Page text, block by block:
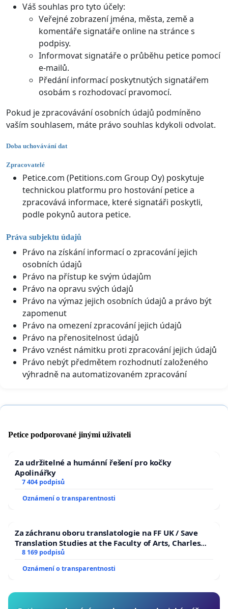
Váš souhlas pro tyto účely:
Veřejné zobrazení jména, města, země a
komentáře signatáře online na stránce s
podpisy.
Informovat signatáře o průběhu petice pomocí
e-mailů.
Předání informací poskytnutých signatářem
osobám s rozhodovací pravomocí.
Pokud je zpracovávání osobních údajů podmíněno
vaším souhlasem, máte právo souhlas kdykoli odvolat.
Doba uchovávání dat
Zpracovatelé
Petice.com (Petitions.com Group Oy) poskytuje
technickou platformu pro hostování petice a
zpracovává informace, které signatáři poskytli,
podle pokynů autora petice.
Práva subjektu údajů
Právo na získání informací o zpracování jejich
osobních údajů
Právo na přístup ke svým údajům
Právo na opravu svých údajů
Právo na výmaz jejich osobních údajů a právo být
zapomenut
Právo na omezení zpracování jejich údajů
Právo na přenositelnost údajů
Právo vznést námitku proti zpracování jejich údajů
Právo nebýt předmětem rozhodnutí založeného
výhradně na automatizovaném zpracování
Petice podporované jinými uživateli
Za udržitelné a humánní řešení pro kočky
Apolinářky
7 404 podpisů
Oznámení o transparentnosti
Za záchranu oboru translatologie na FF UK / Save
Translation Studies at the Faculty of Arts, Charles
University
8 169 podpisů
Oznámení o transparentnosti